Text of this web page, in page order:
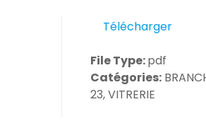
Télécharger
File Type:pdf
Catégories:
23, VITRERIE